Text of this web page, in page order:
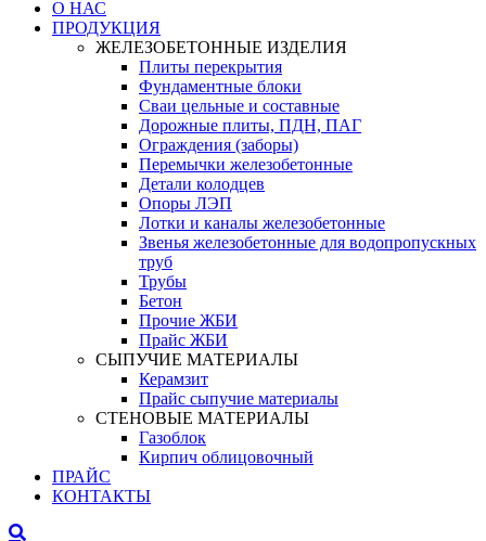
О НАС
ПРОДУКЦИЯ
ЖЕЛЕЗОБЕТОННЫЕ ИЗДЕЛИЯ
Плиты перекрытия
Фундаментные блоки
Сваи цельные и составные
Дорожные плиты, ПДН, ПАГ
Ограждения (заборы)
Перемычки железобетонные
Детали колодцев
Опоры ЛЭП
Лотки и каналы железобетонные
Звенья железобетонные для водопропускных
труб
Трубы
Бетон
Прочие ЖБИ
Прайс ЖБИ
СЫПУЧИЕ МАТЕРИАЛЫ
Керамзит
Прайс сыпучие материалы
СТЕНОВЫЕ МАТЕРИАЛЫ
Газоблок
Кирпич облицовочный
ПРАЙС
КОНТАКТЫ